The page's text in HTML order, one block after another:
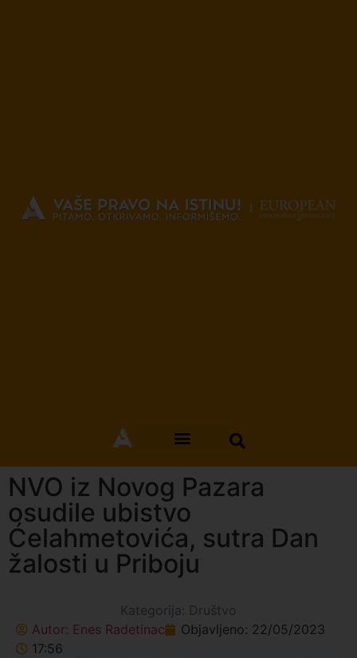
NVO iz Novog Pazara
osudile ubistvo
Ćelahmetovića, sutra Dan
žalosti u Priboju
Kategorija: Društvo
Autor: Enes Radetinac Objavljeno: 22/05/2023
17:56